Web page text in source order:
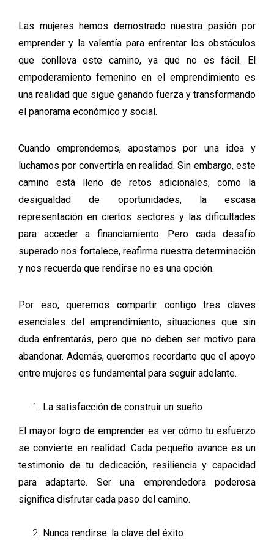
Las mujeres hemos demostrado nuestra pasión por
emprender y la valentía para enfrentar los obstáculos
que conlleva este camino, ya que no es fácil. El
empoderamiento femenino en el emprendimiento es
una realidad que sigue ganando fuerza y transformando
el panorama económico y social.
Cuando emprendemos, apostamos por una idea y
luchamos por convertirla en realidad. Sin embargo, este
camino está lleno de retos adicionales, como la
desigualdad de oportunidades, la escasa
representación en ciertos sectores y las dificultades
para acceder a financiamiento. Pero cada desafío
superado nos fortalece, reafirma nuestra determinación
y nos recuerda que rendirse no es una opción.
Por eso, queremos compartir contigo tres claves
esenciales del emprendimiento, situaciones que sin
duda enfrentarás, pero que no deben ser motivo para
abandonar. Además, queremos recordarte que el apoyo
entre mujeres es fundamental para seguir adelante.
La satisfacción de construir un sueño
El mayor logro de emprender es ver cómo tu esfuerzo
se convierte en realidad. Cada pequeño avance es un
testimonio de tu dedicación, resiliencia y capacidad
para adaptarte. Ser una emprendedora poderosa
significa disfrutar cada paso del camino.
Nunca rendirse: la clave del éxito